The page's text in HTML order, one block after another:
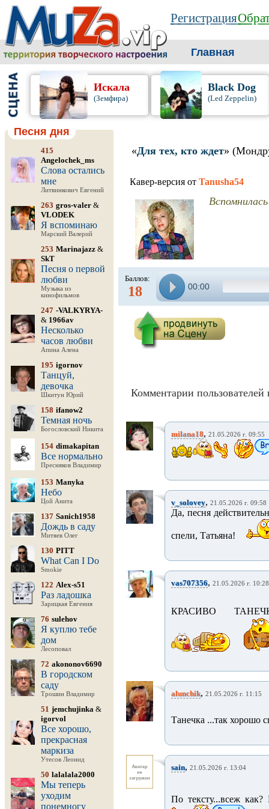
Регистрация
Главная
Искала
(Земфира)
Black Dog
(Led Zeppelin)
Песня дня
415
Angelochek_ms
Слова остались
мне
Литвинкович Евгений
263 gros-valer &
VLODEK
Я вспоминаю
Марский Валерий
253 Marinajazz &
SkT
Песня о первой
любви
Музыка из
кинофильмов
247 -VALKYRYA-
& 1966av
Несколько
часов любви
Апина Алена
195 igornov
Танцуй,
девочка
Шкитун Юрий
158 ifanow2
Темная ночь
Богословский Никита
154 dimakapitan
Все нормально
Пресняков Владимир
153 Manyka
Небо
Цой Анита
137 Sanich1958
Дождь в саду
Митяев Олег
130 PITT
What Can I Do
Smokie
122 Alex-s51
Раз ладошка
Зарицкая Евгения
76 sulehov
Я куплю тебе
дом
Лесоповал
72 akononov6690
В городском
саду
Трошин Владимир
51 jemchujinka &
igorvol
Все хорошо,
прекрасная
маркиза
Утесов Леонид
50 lalalala2000
Мы теперь
уходим
понемногу
«Для тех, кто ждет»
Кавер-версия от Tanusha54
Баллов:
18 00:00
Комментарии пользователей
milana18, 21.05.2026 г. 09:55
v_solovey, 21.05.2026 г. 09:58
Да, песня
спели, Татьяна!
vas707356, 21.05.2026 г. 10:28
КРАСИВО
alunchik, 21.05.2026 г. 11:15
Танечка ...так хорошо
sain, 21.05.2026 г. 13:04
По тексту...всеж